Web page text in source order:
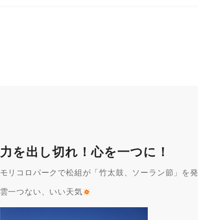
力を出し切れ！心を一つに！
モリコロパークで松組が「竹太鼓、ソーラン節」を
雲一つない、いい天気